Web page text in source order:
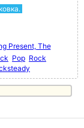
Present, The
Pop Rock